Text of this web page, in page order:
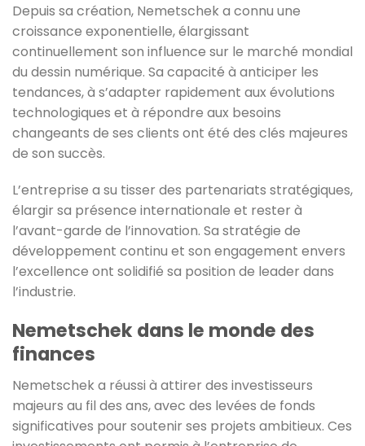
Depuis sa création, Nemetschek a connu une
croissance exponentielle, élargissant
continuellement son influence sur le marché mondial
du dessin numérique. Sa capacité à anticiper les
tendances, à s’adapter rapidement aux évolutions
technologiques et à répondre aux besoins
changeants de ses clients ont été des clés majeures
de son succès.
L’entreprise a su tisser des partenariats stratégiques,
élargir sa présence internationale et rester à
l’avant-garde de l’innovation. Sa stratégie de
développement continu et son engagement envers
l’excellence ont solidifié sa position de leader dans
l’industrie.
Nemetschek dans le monde des
finances
Nemetschek a réussi à attirer des investisseurs
majeurs au fil des ans, avec des levées de fonds
significatives pour soutenir ses projets ambitieux. Ces